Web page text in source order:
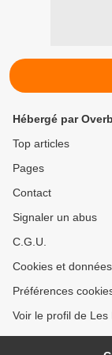
Hébergé par
Top articles
Pages
Contact
Signaler un abus
C.G.U.
Cookies et
Préférences
Voir le profil de